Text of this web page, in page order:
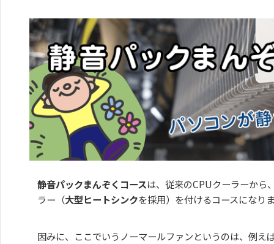
静音パックまんぞくコースは、従来のCPUクーラーから
ラー（大型ヒートシンクを採用）を付けるコースになり
因みに、ここでいうノーマールファンというのは、例え